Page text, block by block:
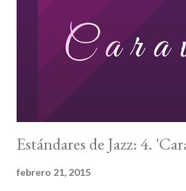
parte de un David contra Goliat.
Estándares de Jazz: 4.
febrero 21, 2015